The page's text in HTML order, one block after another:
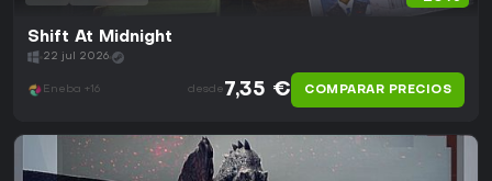
Shift At Midnight
22 jul 2026
Eneba +16 desde 7,35 € COMPARAR PRECIOS